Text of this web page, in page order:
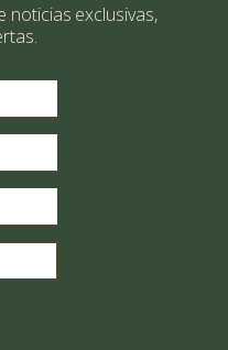
noticias exclusivas,